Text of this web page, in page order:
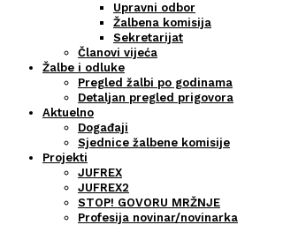
Upravni odbor
Žalbena komisija
Sekretarijat
Članovi vijeća
Žalbe i odluke
Pregled žalbi po godinama
Detaljan pregled prigovora
Aktuelno
Događaji
Sjednice žalbene komisije
Projekti
JUFREX
JUFREX2
STOP! GOVORU MRŽNJE
Profesija novinar/novinarka